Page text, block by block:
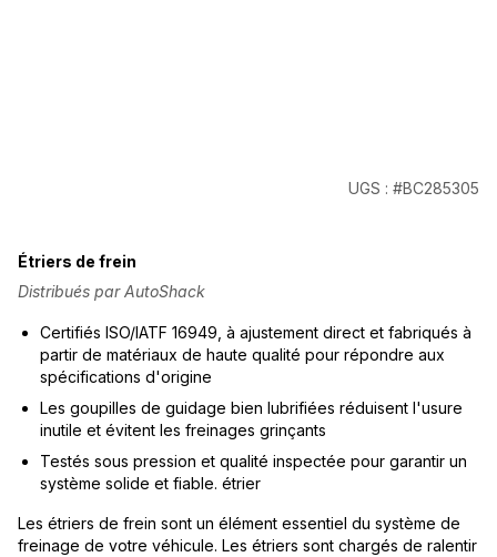
UGS : #BC285305
Étriers de frein
Distribués par AutoShack
Certifiés ISO/IATF 16949, à ajustement direct et fabriqués à
partir de matériaux de haute qualité pour répondre aux
spécifications d'origine
Les goupilles de guidage bien lubrifiées réduisent l'usure
inutile et évitent les freinages grinçants
Testés sous pression et qualité inspectée pour garantir un
système solide et fiable. étrier
Les étriers de frein sont un élément essentiel du système de
freinage de votre véhicule. Les étriers sont chargés de ralentir